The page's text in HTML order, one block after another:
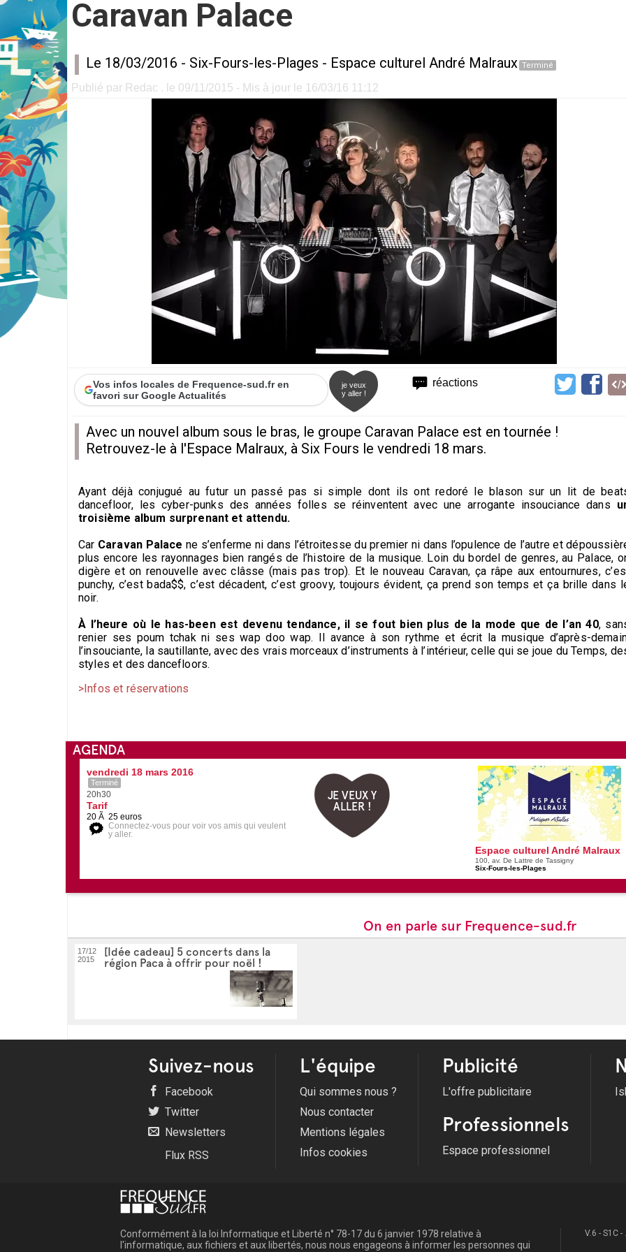
Caravan Palace
Le 18/03/2016 - Six-Fours-les-Plages - Espace culturel André Malraux Terminé
Publié par Redac . le 09/11/2015 - Mis à jour le 16/03/16 11:12
réactions
Vos infos locales de Frequence-sud.fr en
favori sur Google Actualités
je veux
y aller !
Avec un nouvel album sous le bras, le groupe Caravan Palace est en tournée !
Retrouvez-le à l'Espace Malraux, à Six Fours le vendredi 18 mars.
Ayant déjà conjugué au futur un passé pas si simple dont ils ont redoré le blason sur un lit de
dancefloor, les cyber-punks des années folles se réinventent avec une arrogante insouciance dans
troisième album surprenant et attendu.
Car Caravan Palace ne s’enferme ni dans l’étroitesse du premier ni dans l’opulence de l’autre et
plus encore les rayonnages bien rangés de l’histoire de la musique. Loin du bordel de genres, au Palace,
digère et on renouvelle avec clâsse (mais pas trop). Et le nouveau Caravan, ça râpe aux entournures,
punchy, c’est bada$$, c’est décadent, c’est groovy, toujours évident, ça prend son temps et ça brille dans
noir.
À l’heure où le has-been est devenu tendance, il se fout bien plus de la mode que de l’an 40,
renier ses poum tchak ni ses wap doo wap. Il avance à son rythme et écrit la musique d’après-
l’insouciante, la sautillante, avec des vrais morceaux d’instruments à l’intérieur, celle qui se joue du Temps,
styles et des dancefloors.
>Infos et réservations
AGENDA
vendredi 18 mars 2016
Terminé
20h30
Tarif
20 Ã 25 euros
Connectez-vous pour voir vos amis qui veulent
y aller.
JE VEUX Y
ALLER !
Espace culturel André Malraux
100, av. De Lattre de Tassigny
Six-Fours-les-Plages
On en parle sur Frequence-sud.fr
17/12
2015
[Idée cadeau] 5 concerts dans la
région Paca à offrir pour noël !
Suivez-nous
Facebook
Twitter
Newsletters
Flux RSS
L'équipe
Qui sommes nous ?
Nous contacter
Mentions légales
Infos cookies
Publicité
L'offre publicitaire
Professionnels
Espace professionnel
Conformément à la loi Informatique et Liberté n° 78-17 du 6 janvier 1978 relative à
l'informatique, aux fichiers et aux libertés, nous nous engageons à informer les personnes qui
V.6 - S1C